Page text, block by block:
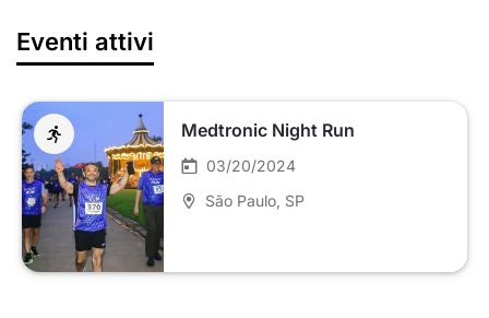
Eventi attivi
Medtronic Night Run
03/20/2024
São Paulo , SP